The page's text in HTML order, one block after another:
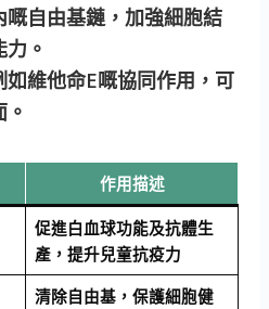
自由基鏈，加強細胞結
。
維他命E嘅協同作用，可
作用描述
促進白血球功能及抗體生
產，提升兒童抗疫力
清除自由基，保護細胞健